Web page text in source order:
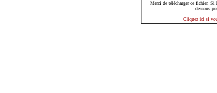
Merci de télécharger ce fichier. Si
dessous
Cliquez ici si